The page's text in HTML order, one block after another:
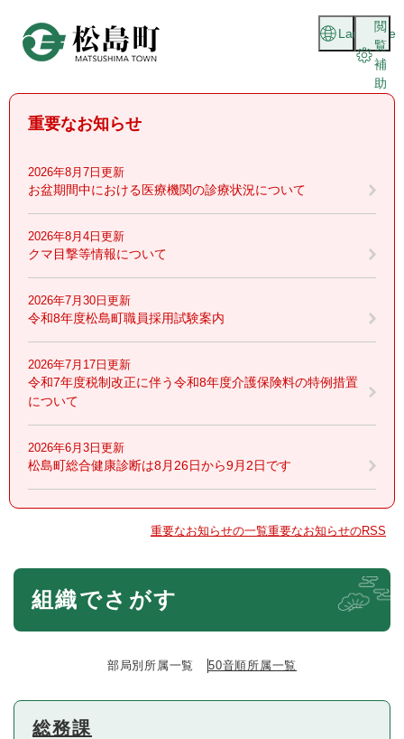
頭
閲
覧
補
助
Language
重要なお知らせ
2026年8月7日更新
お盆期間中における医療機関の診療状況について
2026年8月4日更新
クマ目撃等情報について
2026年7月30日更新
令和8年度松島町職員採用試験案内
2026年7月17日更新
令和7年度税制改正に伴う令和8年度介護保険料の特例措置
について
2026年6月3日更新
松島町総合健康診断は8月26日から9月2日です
重要なお知らせの一覧重要なお知らせのRSS
本
組織でさがす
部局別所属一覧 50音順所属一覧
総務課